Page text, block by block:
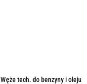
Węże tech. do benzyny i oleju